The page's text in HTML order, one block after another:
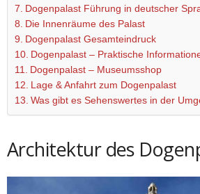
Dogenpalast Führung in deutscher
Die Innenräume des Palast
Dogenpalast Gesamteindruck
Dogenpalast – Praktische
Dogenpalast – Museumsshop
Lage & Anfahrt zum Dogenpalast
Was gibt es Sehenswertes in der
Architektur des